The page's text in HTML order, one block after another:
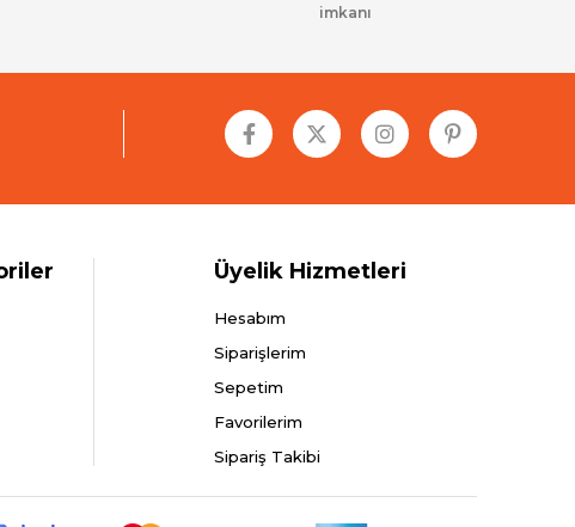
imkanı
Üyelik Hizmetleri
Hesabım
Siparişlerim
Sepetim
Favorilerim
Sipariş Takibi